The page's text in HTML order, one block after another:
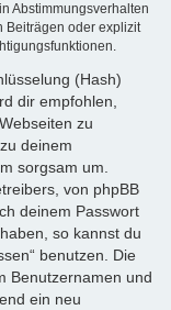
Abstimmungsverhalten
Beiträgen oder explizit
(Hash)
dir empfohlen,
zu
deinem
sorgsam um.
von phpBB
deinem Passwort
so kannst du
benutzen. Die
Benutzernamen und
ein neu